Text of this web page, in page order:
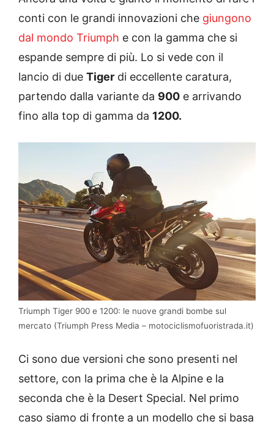
conti con le grandi innovazioni che giungono
dal mondo Triumph e con la gamma che si
espande sempre di più. Lo si vede con il
lancio di due Tiger di eccellente caratura,
partendo dalla variante da 900 e arrivando
fino alla top di gamma da 1200.
Triumph Tiger 900 e 1200: le nuove grandi bombe sul
mercato (Triumph Press Media – motociclismofuoristrada.it)
Ci sono due versioni che sono presenti nel
settore, con la prima che è la Alpine e la
seconda che è la Desert Special. Nel primo
caso siamo di fronte a un modello che si basa